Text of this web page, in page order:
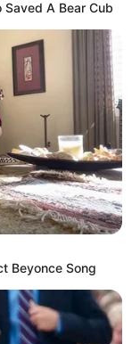
A Bear Cub
Beyonce Song